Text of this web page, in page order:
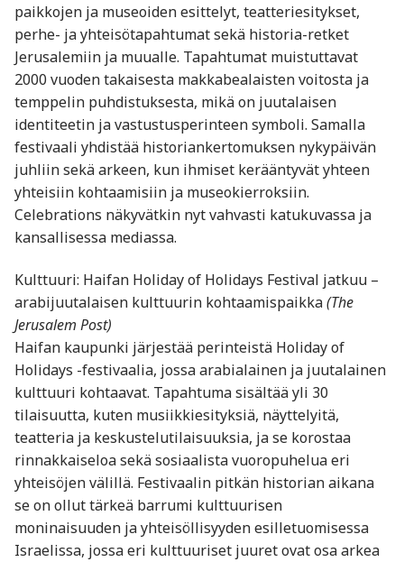
paikkojen ja museoiden esittelyt, teatteriesitykset,
perhe- ja yhteisötapahtumat sekä historia-retket
Jerusalemiin ja muualle. Tapahtumat muistuttavat
2000 vuoden takaisesta makkabealaisten voitosta ja
temppelin puhdistuksesta, mikä on juutalaisen
identiteetin ja vastustusperinteen symboli. Samalla
festivaali yhdistää historiankertomuksen nykypäivän
juhliin sekä arkeen, kun ihmiset kerääntyvät yhteen
yhteisiin kohtaamisiin ja museokierroksiin.
Celebrations näkyvätkin nyt vahvasti katukuvassa ja
kansallisessa mediassa.
Kulttuuri: Haifan Holiday of Holidays Festival jatkuu –
arabijuutalaisen kulttuurin kohtaamispaikka(The
Jerusalem Post)
Haifan kaupunki järjestää perinteistä Holiday of
Holidays -festivaalia, jossa arabialainen ja juutalainen
kulttuuri kohtaavat. Tapahtuma sisältää yli 30
tilaisuutta, kuten musiikkiesityksiä, näyttelyitä,
teatteria ja keskustelutilaisuuksia, ja se korostaa
rinnakkaiseloa sekä sosiaalista vuoropuhelua eri
yhteisöjen välillä. Festivaalin pitkän historian aikana
se on ollut tärkeä barrumi kulttuurisen
moninaisuuden ja yhteisöllisyyden esilletuomisessa
Israelissa, jossa eri kulttuuriset juuret ovat osa arkea